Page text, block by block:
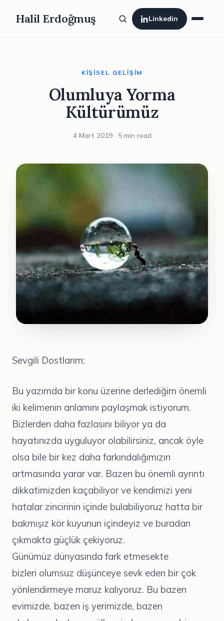
Halil Erdoğmuş Linkedin
KIŞISEL GELIŞIM
Olumluya Yorma
Kültürümüz
4 Mart 2019 · 5 min read
Sevgili Dostlarım;
Bu yazımda bir konu üzerine derlediğim önemli
iki kelimenin anlamını paylaşmak istiyorum.
Bizlerden daha fazlasını biliyor ya da
hayatınızda uyguluyor olabilirsiniz, ancak öyle
olsa bile bir kez daha farkındalığımızın
artmasında yarar var. Bazen bu önemli ayrıntı
dikkatimizden kaçabiliyor ve kendimizi yeni
hatalar zincirinin içinde bulabiliyoruz hatta bir
bakmışız kör kuyunun içindeyiz ve buradan
çıkmakta güçlük çekiyoruz.
Günümüz dünyasında fark etmesekte
bizleri olumsuz düşünceye sevk eden bir çok
yönlendirmeye maruz kalıyoruz. Bu bazen
evimizde, bazen iş yerimizde, bazen